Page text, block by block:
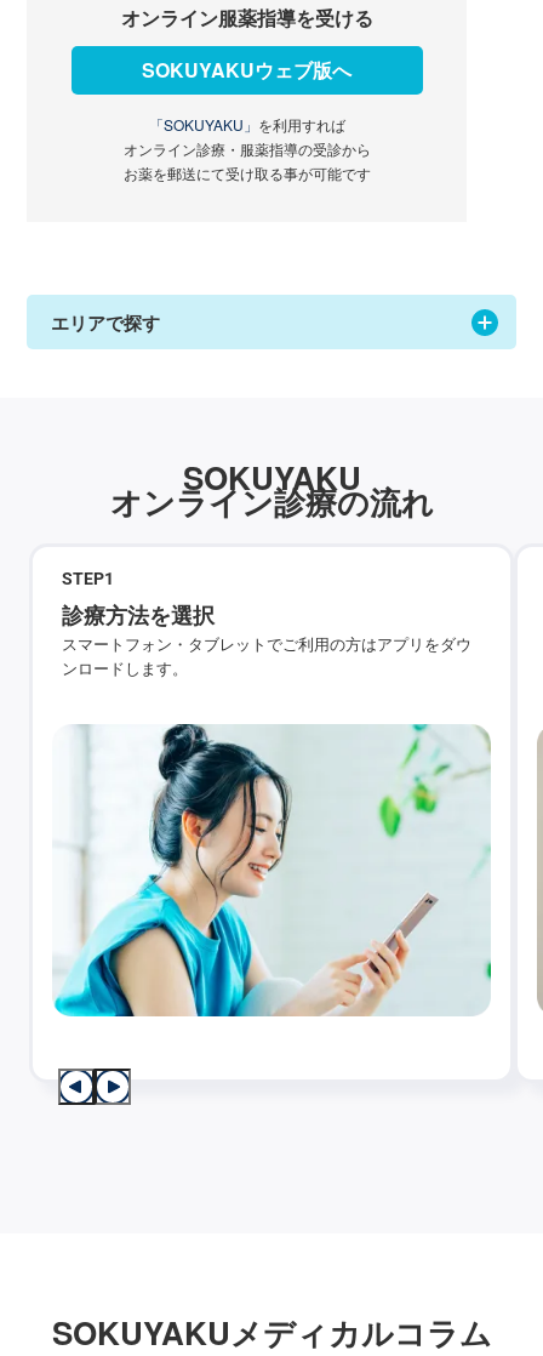
オンライン服薬指導を受ける
SOKUYAKUウェブ版へ
「SOKUYAKU」 を利用すれば
オンライン診療・服薬指導の受診から
お薬を郵送にて受け取る事が可能です
エリアで探す
SOKUYAKU
オンライン診療の流れ
STEP1
診療方法を選択
スマートフォン・タブレットでご利用の方はアプリをダウ
ンロードします。
SOKUYAKUメディカルコラム